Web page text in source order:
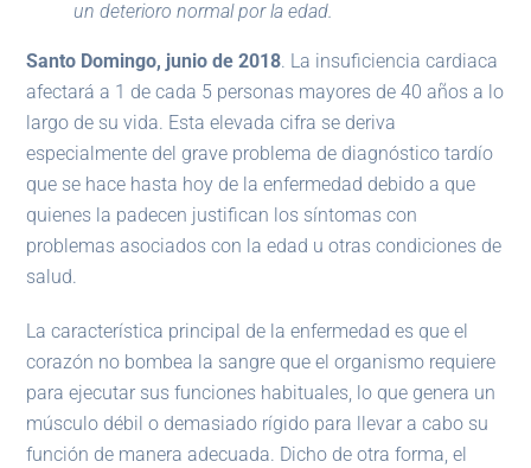
un deterioro normal por la edad.
Santo Domingo, junio de 2018. La insuficiencia cardiaca
afectará a 1 de cada 5 personas mayores de 40 años a lo
largo de su vida. Esta elevada cifra se deriva
especialmente del grave problema de diagnóstico tardío
que se hace hasta hoy de la enfermedad debido a que
quienes la padecen justifican los síntomas con
problemas asociados con la edad u otras condiciones de
salud.
La característica principal de la enfermedad es que el
corazón no bombea la sangre que el organismo requiere
para ejecutar sus funciones habituales, lo que genera un
músculo débil o demasiado rígido para llevar a cabo su
función de manera adecuada. Dicho de otra forma, el